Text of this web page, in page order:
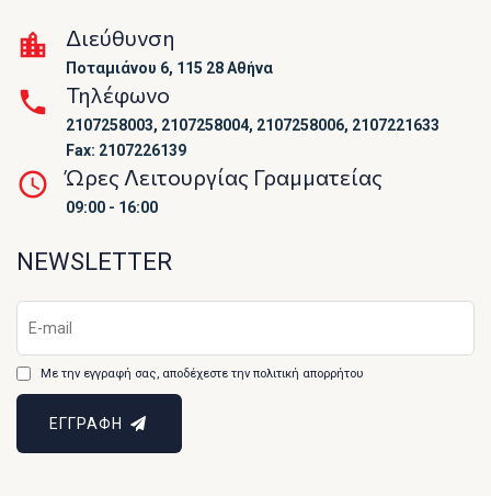
Διεύθυνση
Ποταμιάνου 6, 115 28 Αθήνα
Τηλέφωνο
2107258003, 2107258004, 2107258006, 2107221633
Fax: 2107226139
Ώρες Λειτουργίας Γραμματείας
09:00 - 16:00
NEWSLETTER
Με την εγγραφή σας, αποδέχεστε την πολιτική απορρήτου
ΕΓΓΡΑΦΗ